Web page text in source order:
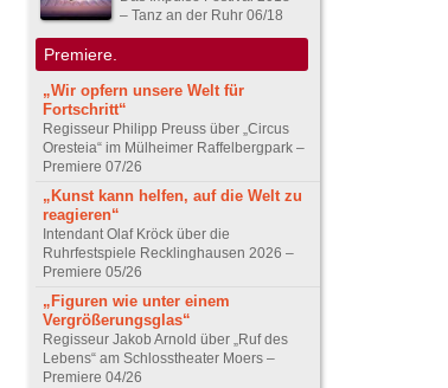
– Tanz an der Ruhr 06/18
Premiere.
„Wir opfern unsere Welt für
Fortschritt“
Regisseur Philipp Preuss über „Circus
Oresteia“ im Mülheimer Raffelbergpark –
Premiere 07/26
„Kunst kann helfen, auf die Welt zu
reagieren“
Intendant Olaf Kröck über die
Ruhrfestspiele Recklinghausen 2026 –
Premiere 05/26
„Figuren wie unter einem
Vergrößerungsglas“
Regisseur Jakob Arnold über „Ruf des
Lebens“ am Schlosstheater Moers –
Premiere 04/26